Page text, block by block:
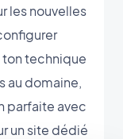
les nouvelles
ton technique
au domaine,
parfaite avec
un site dédié